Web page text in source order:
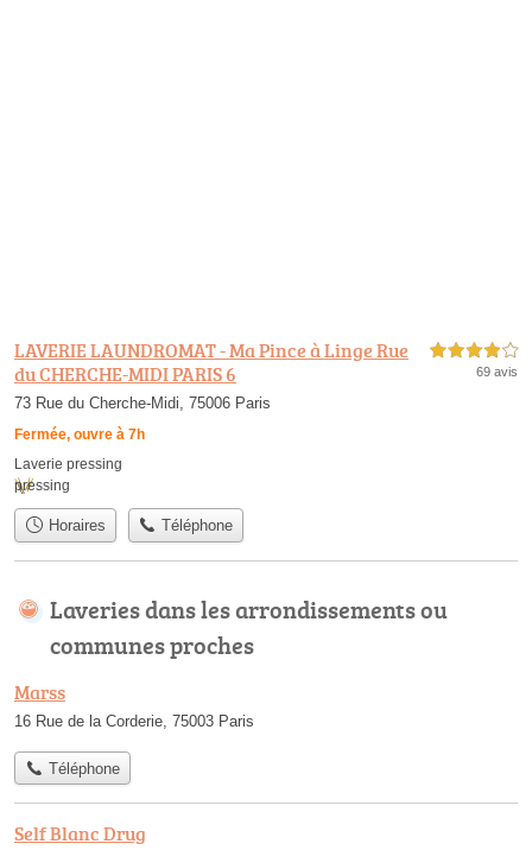
LAVERIE LAUNDROMAT - Ma Pince à Linge Rue
du CHERCHE-MIDI PARIS 6
73 Rue du Cherche-Midi, 75006 Paris
Fermée, ouvre à 7h
4,0 étoiles sur 5
69 avis
Laverie pressing
pressing
Horaires Téléphone
Laveries dans les arrondissements ou
communes proches
Marss
16 Rue de la Corderie, 75003 Paris
Téléphone
Self Blanc Drug